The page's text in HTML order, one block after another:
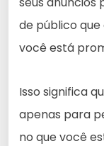
de público
você está
Isso significa
apenas para
no que você